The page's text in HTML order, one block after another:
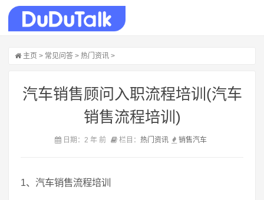
主页 > 常见问答 > 热门资讯 >
汽车销售顾问入职流程培训(汽车
销售流程培训)
日期：2 年 前 栏目： 热门资讯 销售汽车
1、汽车销售流程培训